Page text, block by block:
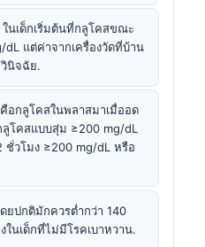
ในเด็กเริ่มต้นที่กลูโคสขณะ
dL แต่ค่าจากเครื่องวัดที่บ้าน
วินิจฉัย.
คือกลูโคสในพลาสมาเมื่ออด
ลูโคสแบบสุ่ม ≥200 mg/dL
ชั่วโมง ≥200 mg/dL หรือ
ยปกติมักควรต่ำกว่า 140
นเด็กที่ไม่มีโรคเบาหวาน.